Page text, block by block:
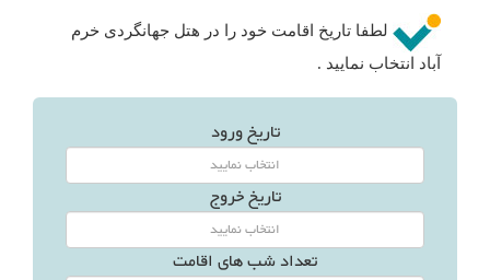
لطفا تاریخ اقامت خود را در هتل جهانگردی خرم
آباد انتخاب نمایید .
تاریخ ورود
تاریخ خروج
تعداد شب های اقامت